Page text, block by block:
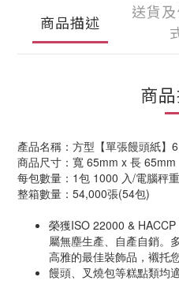
商品描述
送貨
商
產品名稱：方型【單張饅頭紙】
商品尺寸：寬 65mm x 長 65mm
每包數量：1包 1000 入/電腦秤
整箱數量：54,000張(54包)
榮獲ISO 22000 &
屬無塵生產、自產自銷。
高雅的最佳裝飾品，襯托
饅頭、叉燒包等糕點類均